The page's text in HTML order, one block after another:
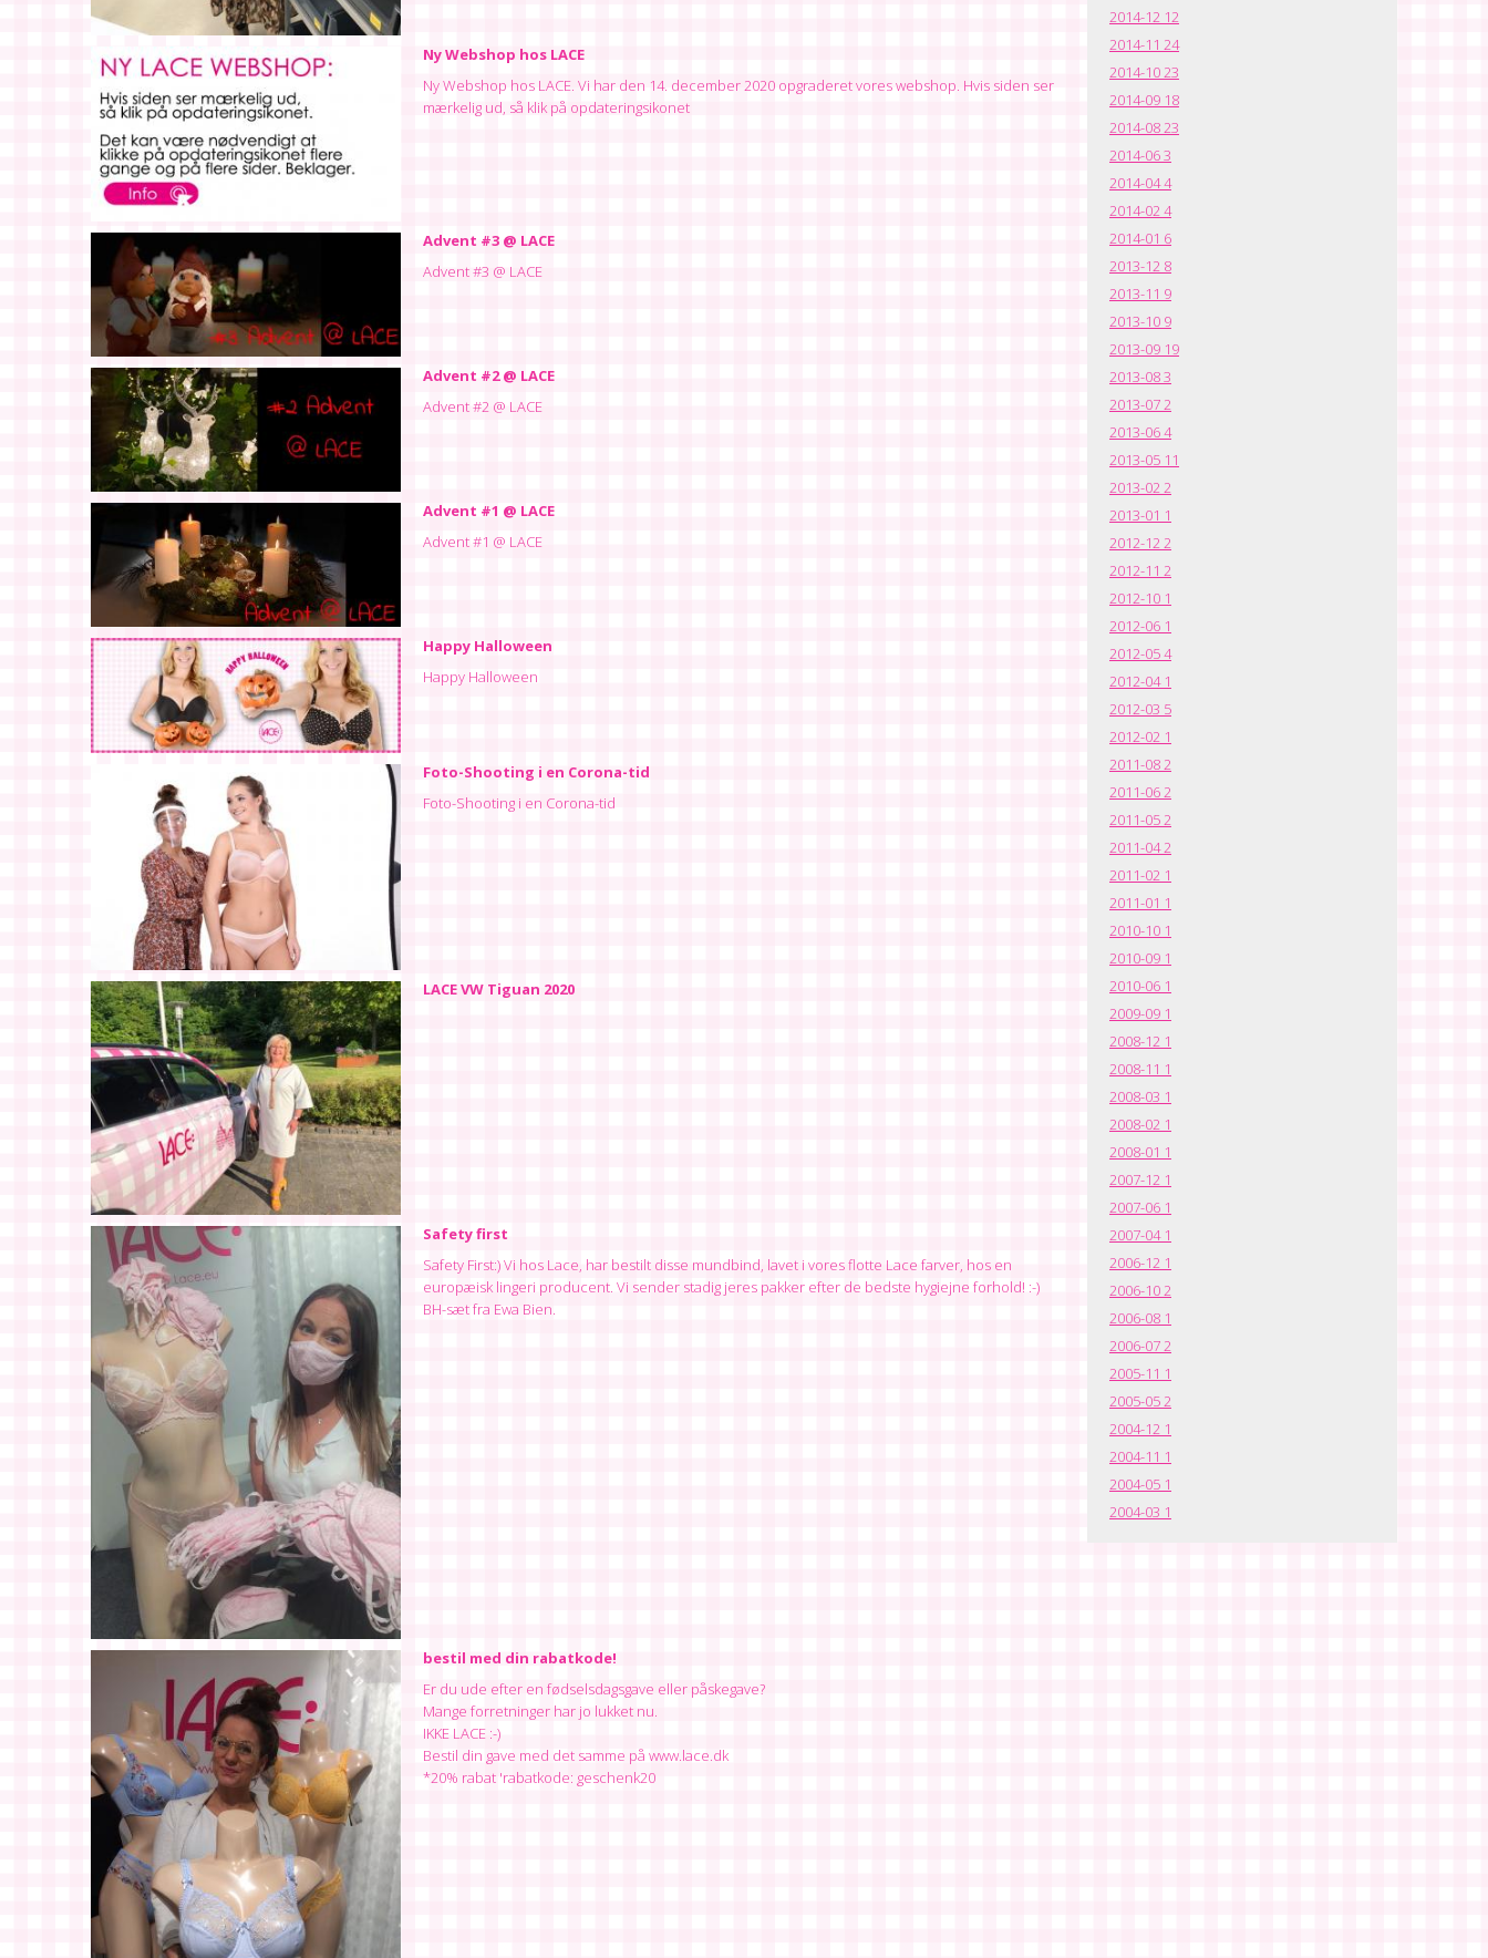
Ny Webshop hos LACE
Ny Webshop hos LACE. Vi har den 14. december 2020 opgraderet vores webshop. Hvis siden ser
mærkelig ud, så klik på opdateringsikonet
Advent #3 @ LACE
Advent #3 @ LACE
Advent #2 @ LACE
Advent #2 @ LACE
Advent #1 @ LACE
Advent #1 @ LACE
Happy Halloween
Happy Halloween
Foto-Shooting i en Corona-tid
Foto-Shooting i en Corona-tid
LACE VW Tiguan 2020
Safety first
Safety First:) Vi hos Lace, har bestilt disse mundbind, lavet i vores flotte Lace farver, hos en
europæisk lingeri producent. Vi sender stadig jeres pakker efter de bedste hygiejne forhold! :-)
BH-sæt fra Ewa Bien.
bestil med din rabatkode!
Er du ude efter en fødselsdagsgave eller påskegave?
Mange forretninger har jo lukket nu.
IKKE LACE :-)
Bestil din gave med det samme på www.lace.dk
*20% rabat 'rabatkode: geschenk20
2014-12 12
2014-11 24
2014-1023
2014-09 18
2014-0823
2014-063
2014-044
2014-024
2014-01 6
2013-12 8
2013-11 9
2013-10 9
2013-09 19
2013-083
2013-072
2013-064
2013-05 11
2013-022
2013-01 1
2012-122
2012-11 2
2012-10 1
2012-06 1
2012-054
2012-04 1
2012-03 5
2012-02 1
2011-082
2011-062
2011-052
2011-042
2011-02 1
2011-01 1
2010-10 1
2010-09 1
2010-06 1
2009-09 1
2008-12 1
2008-11 1
2008-03 1
2008-02 1
2008-01 1
2007-12 1
2007-06 1
2007-04 1
2006-12 1
2006-102
2006-08 1
2006-072
2005-11 1
2005-052
2004-12 1
2004-11 1
2004-05 1
2004-03 1